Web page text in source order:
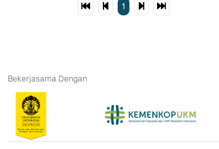
1
Bekerjasama Dengan